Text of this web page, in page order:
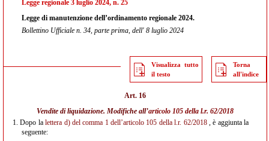
Legge regionale 3 luglio 2024, n. 25
Legge di manutenzione dell’ordinamento regionale 2024.
Bollettino Ufficiale n. 34, parte prima, dell' 8 luglio 2024
Visualizza tutto
il testo
Torna
all'indice
Art. 16
Vendite di liquidazione. Modifiche all’articolo 105 della l.r. 62/2018
1. Dopo lalettera d) del comma 1 dell’articolo 105 della l.r. 62/2018, è aggiunta la
seguente: